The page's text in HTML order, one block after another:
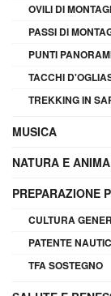
OVILI DI
PASSI DI
PUNTI
TACCHI
TREKKING IN
MUSICA
NATURA E
PREPARAZIONE
CULTURA
PATENTE
TFA SOSTEGNO